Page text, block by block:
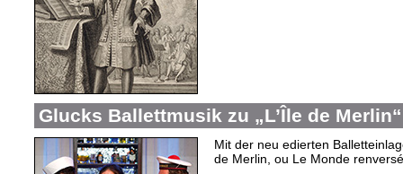
Glucks Ballettmusik zu „L’Île de Merlin“
Mit der neu edierten
de Merlin, ou Le Monde